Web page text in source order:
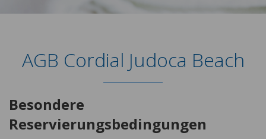
AGB Cordial Judoca Beach
Besondere
Reservierungsbedingungen